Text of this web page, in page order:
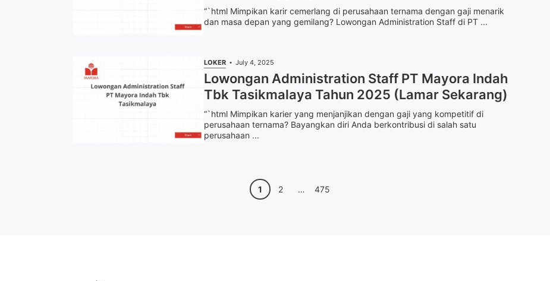
“`html Mimpikan karir cemerlang di perusahaan ternama dengan gaji menarik
dan masa depan yang gemilang? Lowongan Administration Staff di PT ...
LOKER July 4, 2025
Lowongan Administration Staff PT Mayora Indah
Tbk Tasikmalaya Tahun 2025 (Lamar Sekarang)
“`html Mimpikan karier yang menjanjikan dengan gaji yang kompetitif di
perusahaan ternama? Bayangkan diri Anda berkontribusi di salah satu
perusahaan ...
Page
1 Page
2 … Page
475